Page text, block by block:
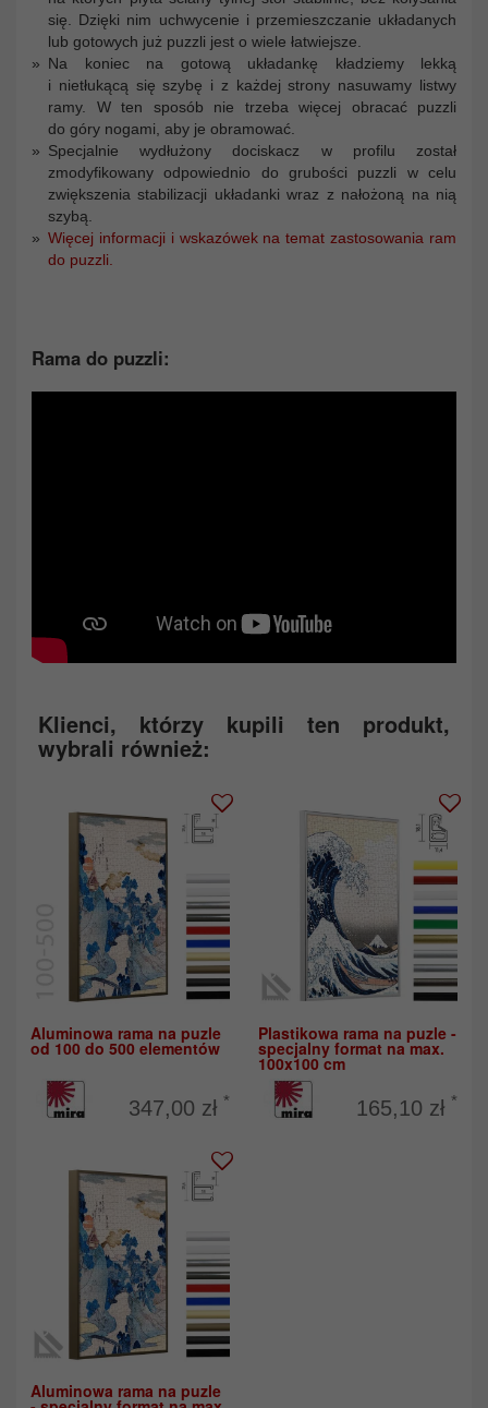
się. Dzięki nim uchwycenie i przemieszczanie układanych
lub gotowych już puzzli jest o wiele łatwiejsze.
Na koniec na gotową układankę kładziemy lekką
i nietłukącą się szybę i z każdej strony nasuwamy listwy
ramy. W ten sposób nie trzeba więcej obracać puzzli
do góry nogami, aby je obramować.
Specjalnie wydłużony dociskacz w profilu został
zmodyfikowany odpowiednio do grubości puzzli w celu
zwiększenia stabilizacji układanki wraz z nałożoną na nią
szybą.
Więcej informacji i wskazówek na temat zastosowania ram
do puzzli.
Rama do puzzli:
Klienci, którzy kupili ten produkt,
wybrali również:
Aluminowa rama na puzle
od 100 do 500 elementów
347,00 zł *
Plastikowa rama na puzle -
specjalny format na max.
100x100 cm
165,10 zł *
Aluminowa rama na puzle